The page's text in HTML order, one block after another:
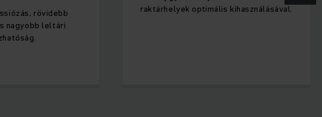
rövidebb
nagyobb leltári
raktárhelyek optimális kihasználásával.